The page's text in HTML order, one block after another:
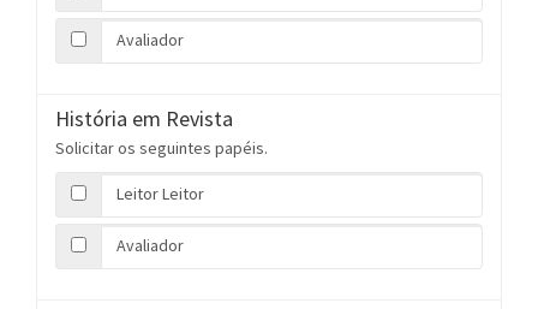
Avaliador
História em Revista
Solicitar os seguintes papéis.
Leitor Leitor
Avaliador